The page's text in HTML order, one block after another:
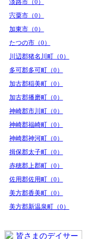
淡路市（0）
宍粟市（0）
加東市（0）
たつの市（0）
川辺郡猪名川町（0）
多可郡多可町（0）
加古郡稲美町（0）
加古郡播磨町（0）
神崎郡市川町（0）
神崎郡福崎町（0）
神崎郡神河町（0）
揖保郡太子町（0）
赤穂郡上郡町（0）
佐用郡佐用町（0）
美方郡香美町（0）
美方郡新温泉町（0）